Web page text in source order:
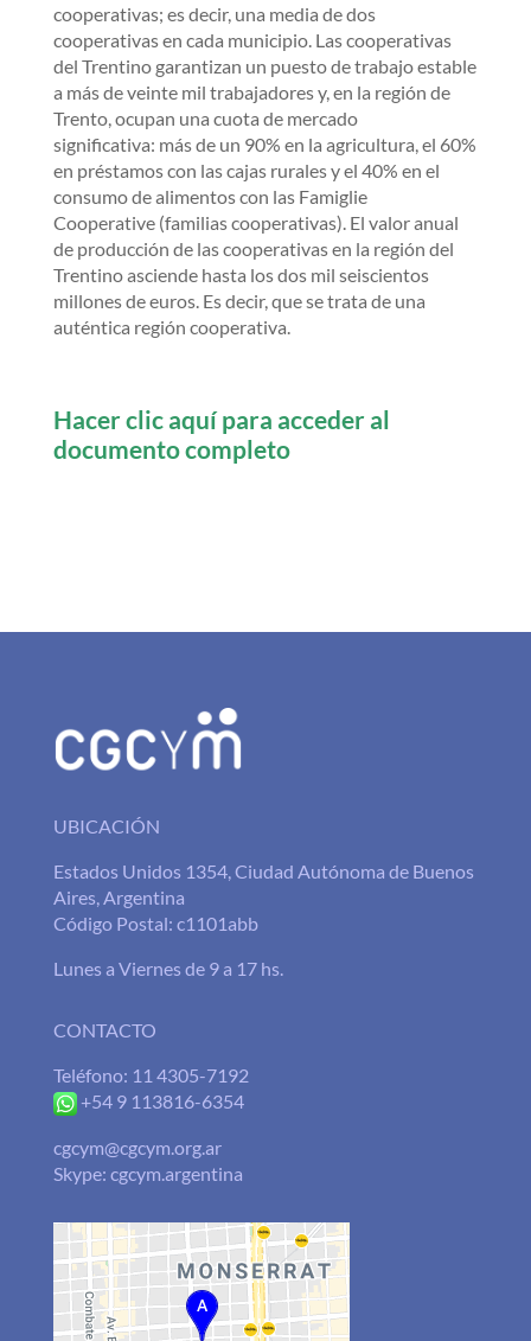
cooperativas; es decir, una media de dos
cooperativas en cada municipio. Las cooperativas
del Trentino garantizan un puesto de trabajo estable
a más de veinte mil trabajadores y, en la región de
Trento, ocupan una cuota de mercado
significativa: más de un 90% en la agricultura, el 60%
en préstamos con las cajas rurales y el 40% en el
consumo de alimentos con las Famiglie
Cooperative (familias cooperativas). El valor anual
de producción de las cooperativas en la región del
Trentino asciende hasta los dos mil seiscientos
millones de euros. Es decir, que se trata de una
auténtica región cooperativa.
Hacer clic aquí para acceder al
documento completo
UBICACIÓN
Estados Unidos 1354, Ciudad Autónoma de Buenos
Aires, Argentina
Código Postal: c1101abb
Lunes a Viernes de 9 a 17 hs.
CONTACTO
Teléfono: 11 4305-7192
+54 9 113816-6354
cgcym@cgcym.org.ar
Skype: cgcym.argentina